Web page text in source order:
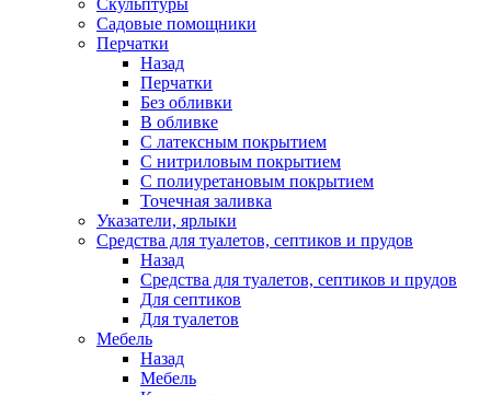
Скульптуры
Садовые помощники
Перчатки
Назад
Перчатки
Без обливки
В обливке
С латексным покрытием
С нитриловым покрытием
С полиуретановым покрытием
Точечная заливка
Указатели, ярлыки
Средства для туалетов, септиков и прудов
Назад
Средства для туалетов, септиков и прудов
Для септиков
Для туалетов
Мебель
Назад
Мебель